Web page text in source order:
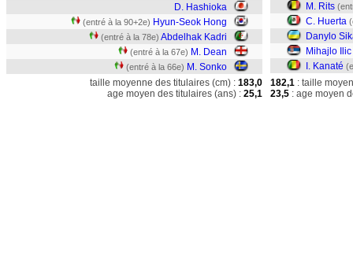
D. Hashioka
(entré à la 90+2e) Hyun-Seok Hong
(entré à la 78e) Abdelhak Kadri
(entré à la 67e) M. Dean
(entré à la 66e) M. Sonko
M. Rits
C. Huerta
Danylo
Mihajlo Ilic
I. Kanaté
taille moyenne des titulaires (cm) : 183,0
age moyen des titulaires (ans) : 25,1
182,1 : taille
23,5 : age moyen